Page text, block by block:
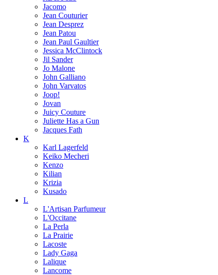
Jacomo
Jean Couturier
Jean Desprez
Jean Patou
Jean Paul Gaultier
Jessica McClintock
Jil Sander
Jo Malone
John Galliano
John Varvatos
Joop!
Jovan
Juicy Couture
Juliette Has a Gun
Jacques Fath
K
Karl Lagerfeld
Keiko Mecheri
Kenzo
Kilian
Krizia
Kusado
L
L'Artisan Parfumeur
L'Occitane
La Perla
La Prairie
Lacoste
Lady Gaga
Lalique
Lancome